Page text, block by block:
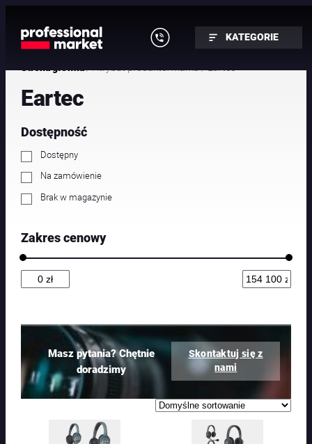
treści
KATEGORIE
/ Atrybut produktu: Marka / Eartec
Eartec
Dostępność
Dostępny
Na zamówienie
Brak w magazynie
Zakres cenowy
Masz pytania? Chętnie
doradzimy
Skontaktuj się z
nami